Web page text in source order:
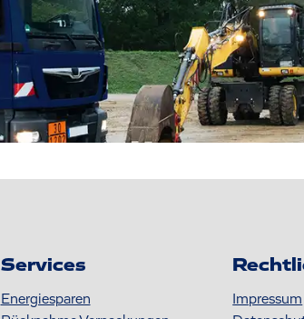
Services
Energiesparen
Impressum